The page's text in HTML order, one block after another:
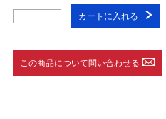
カートに入れる
この商品について問い合わせる